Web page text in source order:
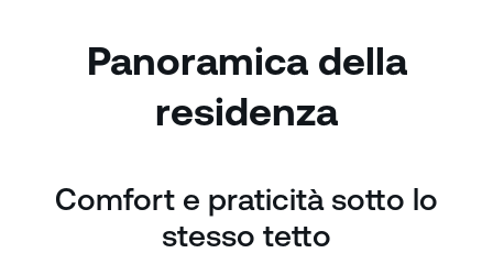
Panoramica della
residenza
Comfort e praticità sotto lo
stesso tetto